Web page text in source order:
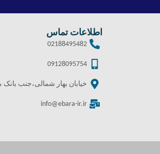
اطلاعات تماس
02188495482
09128095754
خیابان بهار شمالی،جنب
info@ebara-ir.ir